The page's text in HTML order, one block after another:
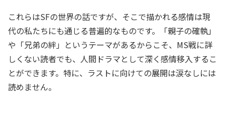
これらはSFの世界の話ですが、そこで描かれる感情は現
代の私たちにも通じる普遍的なものです。「親子の確執」
や「兄弟の絆」というテーマがあるからこそ、MS戦に詳
しくない読者でも、人間ドラマとして深く感情移入するこ
とができます。特に、ラストに向けての展開は涙なしには
読めません。